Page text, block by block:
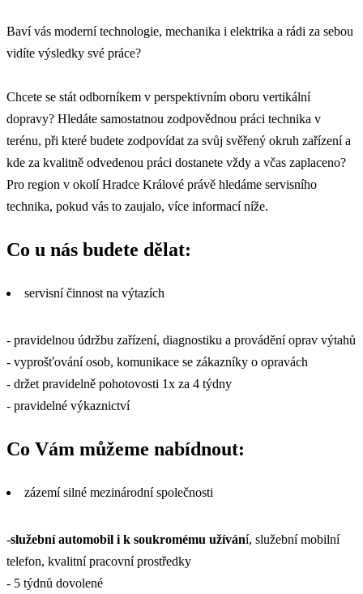
Baví vás moderní technologie, mechanika i elektrika a rádi za sebou
vidíte výsledky své práce?
Chcete se stát odborníkem v perspektivním oboru vertikální
dopravy? Hledáte samostatnou zodpovědnou práci technika v
terénu, při které budete zodpovídat za svůj svěřený okruh zařízení a
kde za kvalitně odvedenou práci dostanete vždy a včas zaplaceno?
Pro region v okolí Hradce Králové právě hledáme servisního
technika, pokud vás to zaujalo, více informací níže.
Co u nás budete dělat:
servisní činnost na výtazích
- pravidelnou údržbu zařízení, diagnostiku a provádění oprav výtahů
- vyprošťování osob, komunikace se zákazníky o opravách
- držet pravidelně pohotovosti 1x za 4 týdny
- pravidelné výkaznictví
Co Vám můžeme nabídnout:
zázemí silné mezinárodní společnosti
-služební automobil i k soukromému užívání, služební mobilní
telefon, kvalitní pracovní prostředky
- 5 týdnů dovolené